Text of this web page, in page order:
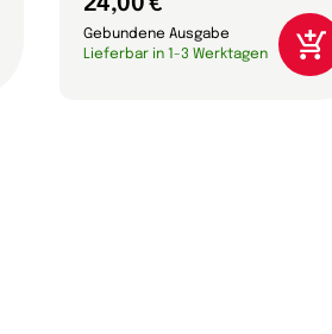
Gebundene Ausgabe
Lieferbar in 1-3 Werktagen